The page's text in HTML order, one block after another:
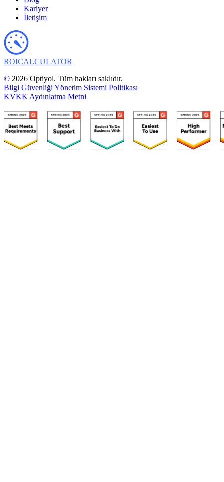
Kariyer
İletişim
ROICALCULATOR
© 2026 Optiyol. Tüm hakları saklıdır.
Bilgi Güvenliği Yönetim Sistemi Politikası
KVKK Aydınlatma Metni